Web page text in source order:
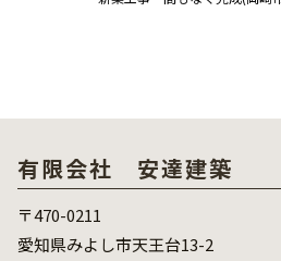
有限会社 安達建築
〒470-0211
愛知県みよし市天王台13-2